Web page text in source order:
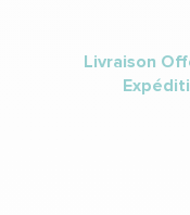
Livraison